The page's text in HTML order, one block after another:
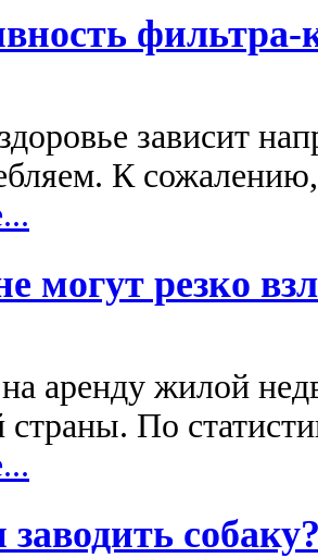
зависит
К
могут резко
аренду жилой
страны. По